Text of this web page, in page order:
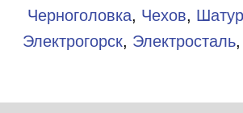
Черноголовка, Чехов,
Электрогорск, Электросталь,